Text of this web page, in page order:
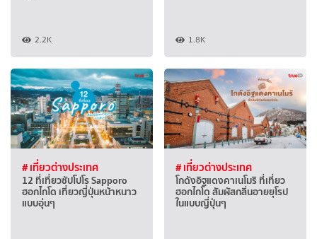
2.2K 1.8K
# เที่ยวต่างประเทศ
12 ที่เที่ยวซัปโปโร Sapporo
ฮอกไกโด เที่ยวญี่ปุ่นหน้าหนาว
แบบอุ่นๆ
# เที่ยวต่างประเทศ
โกดังอิฐแดงคาเนโมริ ที่เที่ยว
ฮอกไกโด สัมผัสกลิ่นอายยุโรป
ในแบบญี่ปุ่นๆ